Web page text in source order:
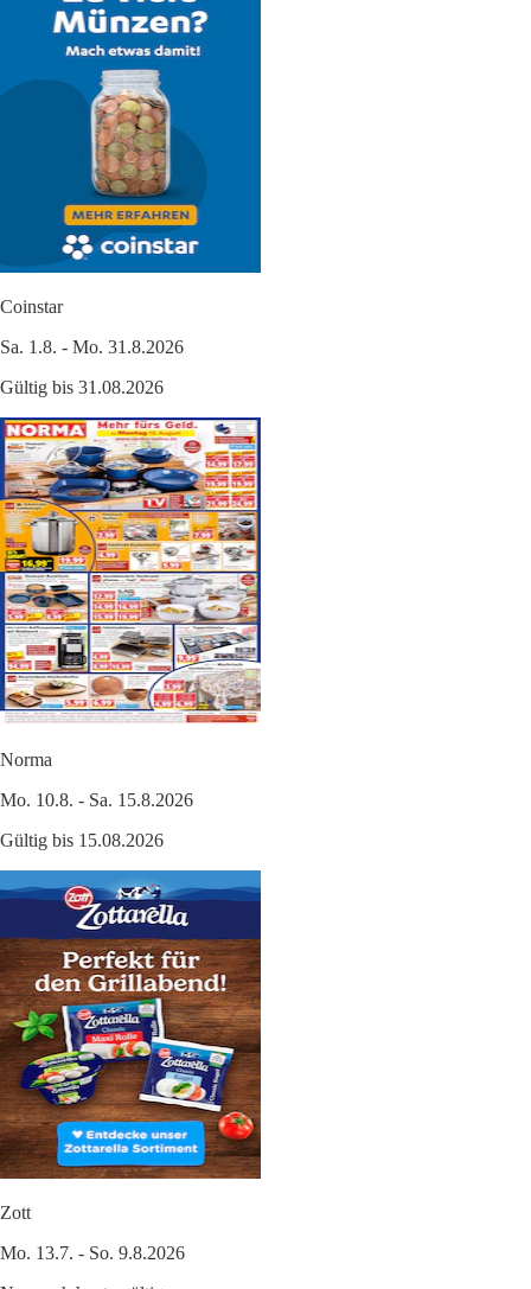
Coinstar
Sa. 1.8. - Mo. 31.8.2026
Gültig bis 31.08.2026
Norma
Mo. 10.8. - Sa. 15.8.2026
Gültig bis 15.08.2026
Zott
Mo. 13.7. - So. 9.8.2026